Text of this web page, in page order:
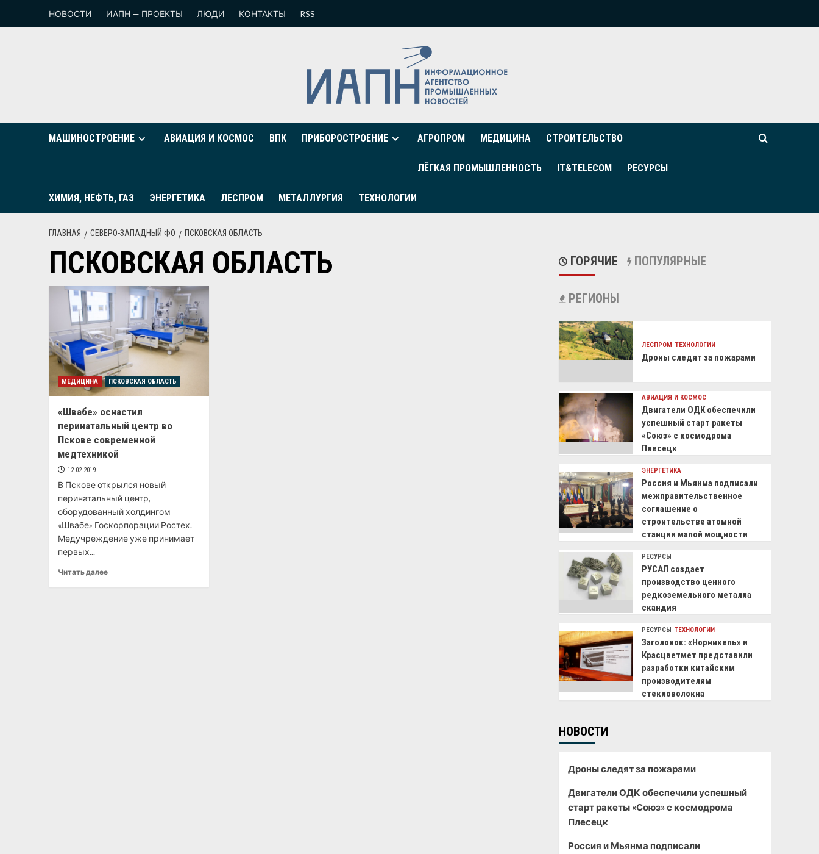
НОВОСТИ ИАПН — ПРОЕКТЫ ЛЮДИ КОНТАКТЫ RSS
МАШИНОСТРОЕНИЕ АВИАЦИЯ И КОСМОС ВПК ПРИБОРОСТРОЕНИЕ АГРОПРОМ МЕДИЦИНА СТРОИТЕЛЬСТВО
ЛЁГКАЯ ПРОМЫШЛЕННОСТЬ IT&TELECOM РЕСУРСЫ
ХИМИЯ, НЕФТЬ, ГАЗ ЭНЕРГЕТИКА ЛЕСПРОМ МЕТАЛЛУРГИЯ ТЕХНОЛОГИИ
ГЛАВНАЯ СЕВЕРО-ЗАПАДНЫЙ ФО ПСКОВСКАЯ ОБЛАСТЬ
ПСКОВСКАЯ ОБЛАСТЬ
МЕДИЦИНА ПСКОВСКАЯ ОБЛАСТЬ
«Швабе» оснастил
перинатальный центр во
Пскове современной
медтехникой
12.02.2019
В Пскове открылся новый
перинатальный центр,
оборудованный холдингом
«Швабе» Госкорпорации Ростех.
Медучреждение уже принимает
первых...
Читать далее
ГОРЯЧИЕ ПОПУЛЯРНЫЕ
РЕГИОНЫ
ЛЕСПРОМ ТЕХНОЛОГИИ
Дроны следят за пожарами
АВИАЦИЯ И КОСМОС
Двигатели ОДК обеспечили
успешный старт ракеты
«Союз» с космодрома
Плесецк
ЭНЕРГЕТИКА
Россия и Мьянма подписали
межправительственное
соглашение о
строительстве атомной
станции малой мощности
РЕСУРСЫ
РУСАЛ создает
производство ценного
редкоземельного металла
скандия
РЕСУРСЫ ТЕХНОЛОГИИ
Заголовок: «Норникель» и
Красцветмет представили
разработки китайским
производителям
стекловолокна
НОВОСТИ
Дроны следят за пожарами
Двигатели ОДК обеспечили успешный
старт ракеты «Союз» с космодрома
Плесецк
Россия и Мьянма подписали